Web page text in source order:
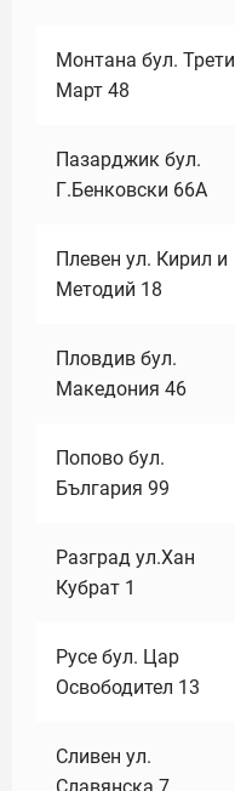
Монтана бул. Трети
Март 48
Пазарджик бул.
Г.Бенковски 66А
Плевен ул. Кирил и
Методий 18
Пловдив бул.
Македония 46
Попово бул.
България 99
Разград ул.Хан
Кубрат 1
Русе бул. Цар
Освободител 13
Сливен ул.